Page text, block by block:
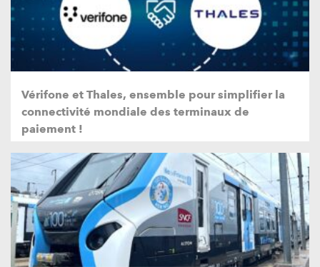
Vérifone et Thales, ensemble pour simplifier la
connectivité mondiale des terminaux de
paiement !